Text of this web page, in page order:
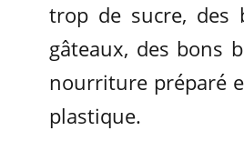
trop de sucre, des
gâteaux, des bons
nourriture préparé
plastique.